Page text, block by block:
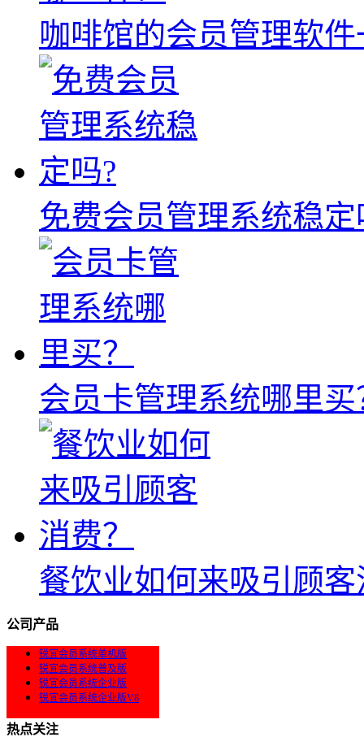
咖啡馆的会员管理软
免费会员管理系统稳定
会员卡管理系统哪里买
餐饮业如何来吸引顾
公司产品
锐宜会员系统单机版
锐宜会员系统普及版
锐宜会员系统企业版
锐宜会员系统企业版V8
热点关注